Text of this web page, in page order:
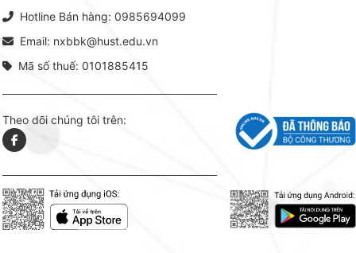
Hotline Bán hàng: 0985694099
Email: nxbbk@hust.edu.vn
Mã số thuế: 0101885415
Theo dõi chúng tôi trên: